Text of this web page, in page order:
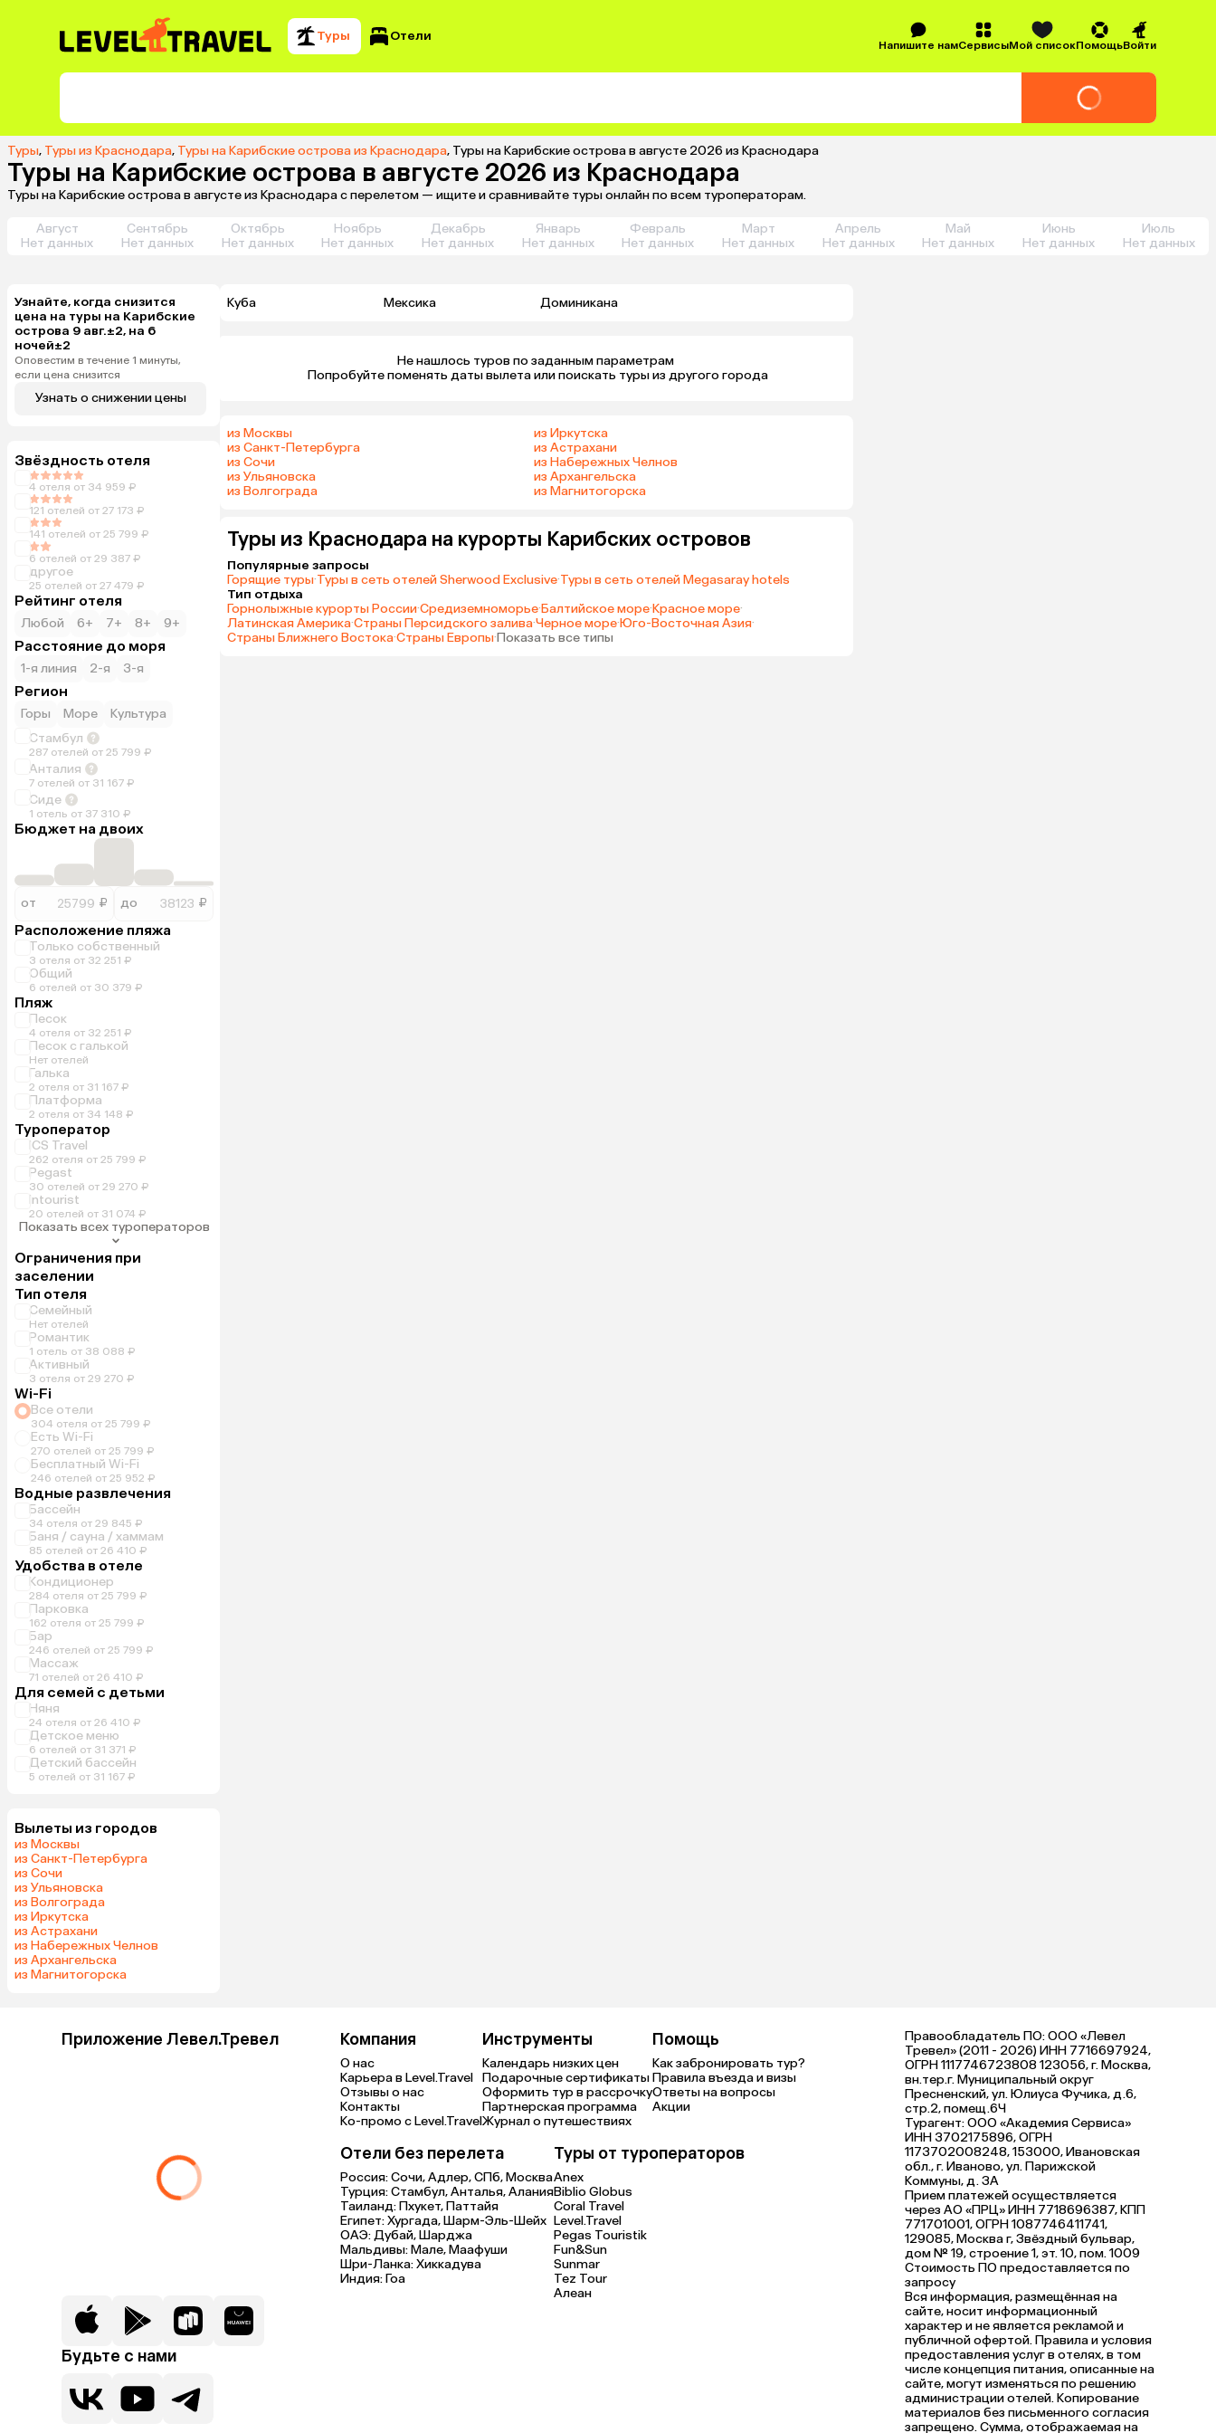
Туры Отели
Напишите намСервисыМой списокПомощьВойти
Туры, Туры из Краснодара, Туры на Карибские острова из Краснодара, Туры на Карибские острова в августе 2026 из Краснодара
Туры на Карибские острова в августе 2026 из Краснодара
Туры на Карибские острова в августе из Краснодара с перелетом — ищите и сравнивайте туры онлайн по всем туроператорам.
Август
Нет данных
Сентябрь
Нет данных
Октябрь
Нет данных
Ноябрь
Нет данных
Декабрь
Нет данных
Январь
Нет данных
Февраль
Нет данных
Март
Нет данных
Апрель
Нет данных
Май
Нет данных
Июнь
Нет данных
Июль
Нет данных
Узнайте, когда снизится
цена на туры на Карибские
острова 9 авг.±2, на 6
ночей±2
Оповестим в течение 1 минуты,
если цена снизится
Узнать о снижении цены
Звёздность отеля
4 отеля от 34 959 ₽
121 отелей от 27 173 ₽
141 отелей от 25 799 ₽
6 отелей от 29 387 ₽
другое
25 отелей от 27 479 ₽
Рейтинг отеля
Любой 6+ 7+ 8+ 9+
Расстояние до моря
1-я линия 2-я 3-я
Регион
Горы Море
Культура
Стамбул
287 отелей от 25 799 ₽
Анталия
7 отелей от 31 167 ₽
Сиде
1 отель от 37 310 ₽
Бюджет на двоих
от ₽ до ₽
Расположение пляжа
Только собственный
3 отеля от 32 251 ₽
Общий
6 отелей от 30 379 ₽
Пляж
Песок
4 отеля от 32 251 ₽
Песок с галькой
Нет отелей
Галька
2 отеля от 31 167 ₽
Платформа
2 отеля от 34 148 ₽
Туроператор
ICS Travel
262 отеля от 25 799 ₽
Pegast
30 отелей от 29 270 ₽
Intourist
20 отелей от 31 074 ₽
Показать всех туроператоров
Ограничения при
заселении
Тип отеля
Семейный
Нет отелей
Романтик
1 отель от 38 088 ₽
Активный
3 отеля от 29 270 ₽
Wi-Fi
Все отели
304 отеля от 25 799 ₽
Есть Wi-Fi
270 отелей от 25 799 ₽
Бесплатный Wi-Fi
246 отелей от 25 952 ₽
Водные развлечения
Бассейн
34 отеля от 29 845 ₽
Баня / сауна / хаммам
85 отелей от 26 410 ₽
Удобства в отеле
Кондиционер
284 отеля от 25 799 ₽
Парковка
162 отеля от 25 799 ₽
Бар
246 отелей от 25 799 ₽
Массаж
71 отелей от 26 410 ₽
Для семей с детьми
Няня
24 отеля от 26 410 ₽
Детское меню
6 отелей от 31 371 ₽
Детский бассейн
5 отелей от 31 167 ₽
Вылеты из городов
из Москвы
из Санкт-Петербурга
из Сочи
из Ульяновска
из Волгограда
из Иркутска
из Астрахани
из Набережных Челнов
из Архангельска
из Магнитогорска
Куба Мексика Доминикана
Не нашлось туров по заданным параметрам
Попробуйте поменять даты вылета или поискать туры из другого города
из Москвы
из Санкт-Петербурга
из Сочи
из Ульяновска
из Волгограда
из Иркутска
из Астрахани
из Набережных Челнов
из Архангельска
из Магнитогорска
Туры из Краснодара на курорты Карибских островов
Популярные запросы
Горящие туры·Туры в сеть отелей Sherwood Exclusive·Туры в сеть отелей Megasaray hotels
Тип отдыха
Горнолыжные курорты России·Средиземноморье·Балтийское море·Красное море·
Латинская Америка·Страны Персидского залива·Черное море·Юго-Восточная Азия·
Страны Ближнего Востока·Страны Европы·Показать все типы
Приложение Левел.Тревел
Будьте с нами
Компания
О нас
Карьера в Level.Travel
Отзывы о нас
Контакты
Ко-промо с Level.Travel
Инструменты
Календарь низких цен
Подарочные сертификаты
Оформить тур в рассрочку
Партнерская программа
Журнал о путешествиях
Помощь
Как забронировать тур?
Правила въезда и визы
Ответы на вопросы
Акции
Отели без перелета
Россия:Сочи,Адлер,СПб,Москва
Турция:Стамбул,Анталья,Алания
Таиланд:Пхукет,Паттайя
Египет:Хургада,Шарм-Эль-Шейх
ОАЭ:Дубай,Шарджа
Мальдивы:Мале,Маафуши
Шри-Ланка:Хиккадува
Индия:Гоа
Туры от туроператоров
Anex
Biblio Globus
Coral Travel
Level.Travel
Pegas Touristik
Fun&Sun
Sunmar
Tez Tour
Алеан
Правообладатель ПО: ООО «Левел
Тревел» (2011 - 2026) ИНН 7716697924,
ОГРН 1117746723808 123056, г. Москва,
вн.тер.г. Муниципальный округ
Пресненский, ул. Юлиуса Фучика, д.6,
стр.2, помещ.6Ч
Турагент: ООО «Академия Сервиса»
ИНН 3702175896, ОГРН
1173702008248, 153000, Ивановская
обл., г. Иваново, ул. Парижской
Коммуны, д. ЗА
Прием платежей осуществляется
через АО «ПРЦ» ИНН 7718696387, КПП
771701001, ОГРН 1087746411741,
129085, Москва г, Звёздный бульвар,
дом № 19, строение 1, эт. 10, пом. 1009
Стоимость ПО предоставляется по
запросу
Вся информация, размещённая на
сайте, носит информационный
характер и не является рекламой и
публичной офертой. Правила и условия
предоставления услуг в отелях, в том
числе концепция питания, описанные на
сайте, могут изменяться по решению
администрации отелей. Копирование
материалов без письменного согласия
запрещено. Сумма, отображаемая на